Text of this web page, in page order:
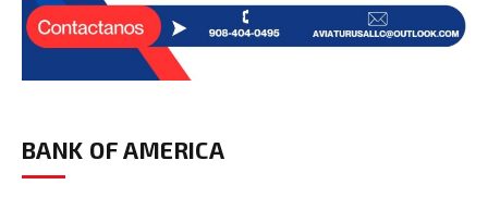
BANK OF AMERICA